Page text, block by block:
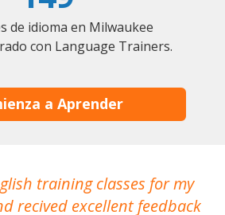
de idioma en Milwaukee
con Language Trainers.
a Aprender
training classes for my
recived excellent feedback